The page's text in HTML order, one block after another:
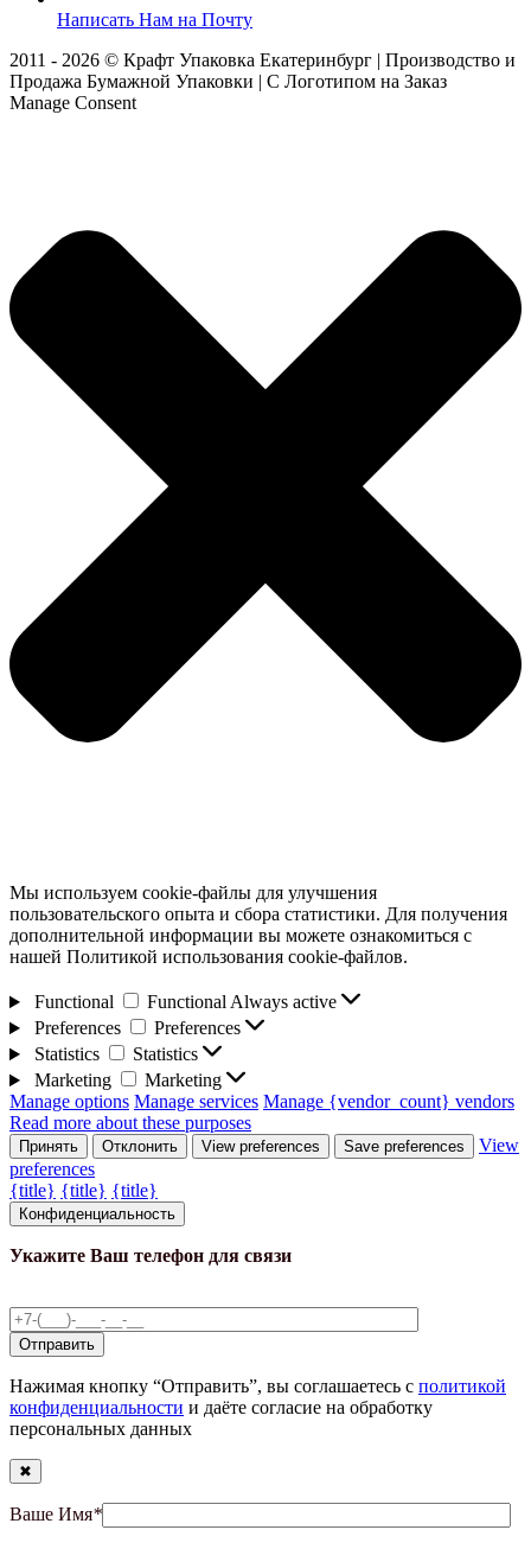
Написать Нам на Почту
2011 - 2026 © Крафт Упаковка Екатеринбург | Производство и
Продажа Бумажной Упаковки | С Логотипом на Заказ
Manage Consent
Мы используем cookie-файлы для улучшения
пользовательского опыта и сбора статистики. Для получения
дополнительной информации вы можете ознакомиться с
нашей Политикой использования cookie-файлов.
Functional Functional Always active
Preferences
Preferences
Statistics
Statistics
Marketing
Marketing
Manage options Manage services Manage {vendor_count} vendors
Read more about these purposes
Принять Отклонить View preferences Save preferences
View
preferences
{title} {title} {title}
Конфиденциальность
Укажите Ваш телефон для связи
Нажимая кнопку “Отправить”, вы соглашаетесь с политикой
конфиденциальности и даёте согласие на обработку
персональных данных
✖
Ваше Имя*